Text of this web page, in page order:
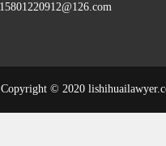
Copyright © 2020